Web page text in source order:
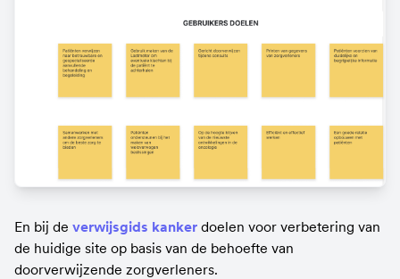
En bij de verwijsgids kanker doelen voor verbetering van
de huidige site op basis van de behoefte van
doorverwijzende zorgverleners.